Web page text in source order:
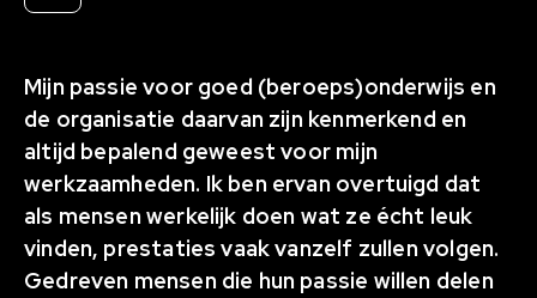
Mijn passie voor goed (beroeps)onderwijs en
de organisatie daarvan zijn kenmerkend en
altijd bepalend geweest voor mijn
werkzaamheden. Ik ben ervan overtuigd dat
als mensen werkelijk doen wat ze écht leuk
vinden, prestaties vaak vanzelf zullen volgen.
Gedreven mensen die hun passie willen delen